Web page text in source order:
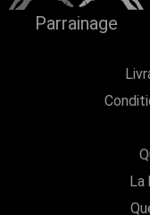
Parrainage
La